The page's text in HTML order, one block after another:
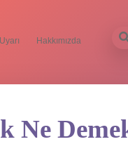
Hakkımızda
Ne